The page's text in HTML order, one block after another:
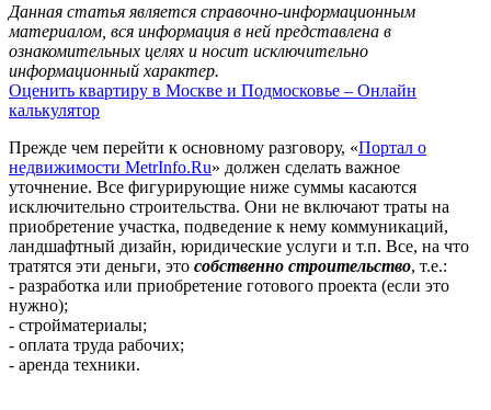
Данная статья является справочно-информационным
материалом, вся информация в ней представлена в
ознакомительных целях и носит исключительно
информационный характер.
Оценить квартиру в Москве и Подмосковье – Онлайн
калькулятор
Прежде чем перейти к основному разговору, «Портал о
недвижимости MetrInfo.Ru» должен сделать важное
уточнение. Все фигурирующие ниже суммы касаются
исключительно строительства. Они не включают траты на
приобретение участка, подведение к нему коммуникаций,
ландшафтный дизайн, юридические услуги и т.п. Все, на что
тратятся эти деньги, это собственно строительство, т.е.:
- разработка или приобретение готового проекта (если это
нужно);
- стройматериалы;
- оплата труда рабочих;
- аренда техники.